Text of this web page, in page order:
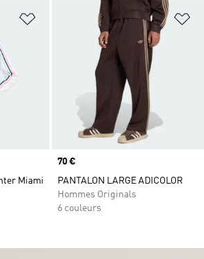
Ajouter à la Liste de produits
Miami
Prix
70 €
PANTALON LARGE ADICOLOR
Hommes Originals
6 couleurs